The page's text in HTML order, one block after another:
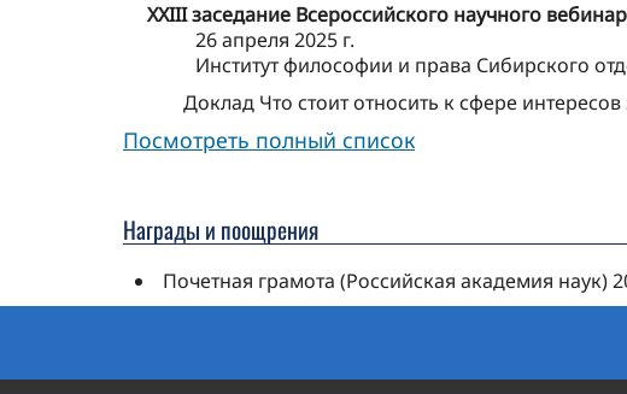
XXIII заседание Всероссийского научного
26 апреля 2025 г.
Институт философии и права Сибирского
Доклад Что стоит относить к сфере
Посмотреть полный список
Награды и поощрения
Почетная грамота (Российская академия наук)